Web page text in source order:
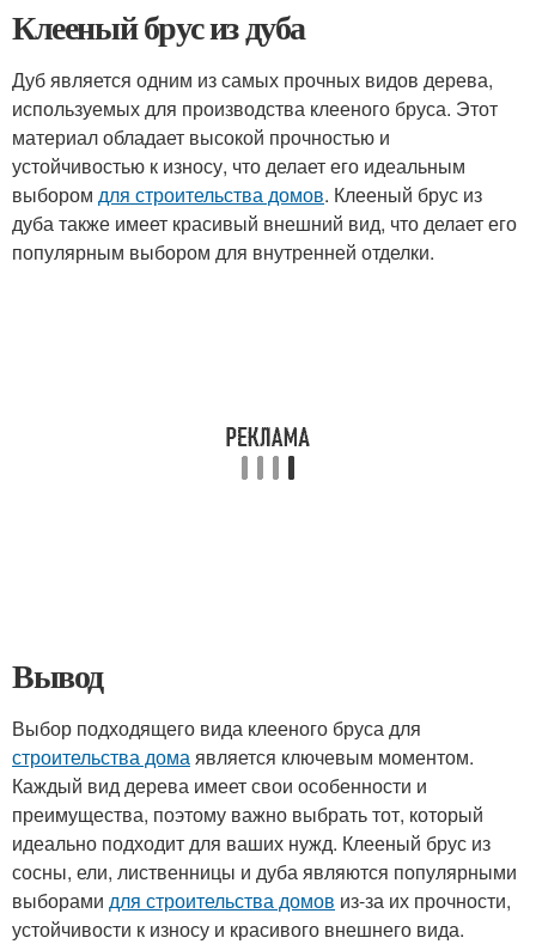
Клееный брус из дуба
Дуб является одним из самых прочных видов дерева,
используемых для производства клееного бруса. Этот
материал обладает высокой прочностью и
устойчивостью к износу, что делает его идеальным
выбором для строительства домов. Клееный брус из
дуба также имеет красивый внешний вид, что делает его
популярным выбором для внутренней отделки.
Вывод
Выбор подходящего вида клееного бруса для
строительства домаявляется ключевым моментом.
Каждый вид дерева имеет свои особенности и
преимущества, поэтому важно выбрать тот, который
идеально подходит для ваших нужд. Клееный брус из
сосны, ели, лиственницы и дуба являются популярными
выборами для строительства домов из-за их прочности,
устойчивости к износу и красивого внешнего вида.